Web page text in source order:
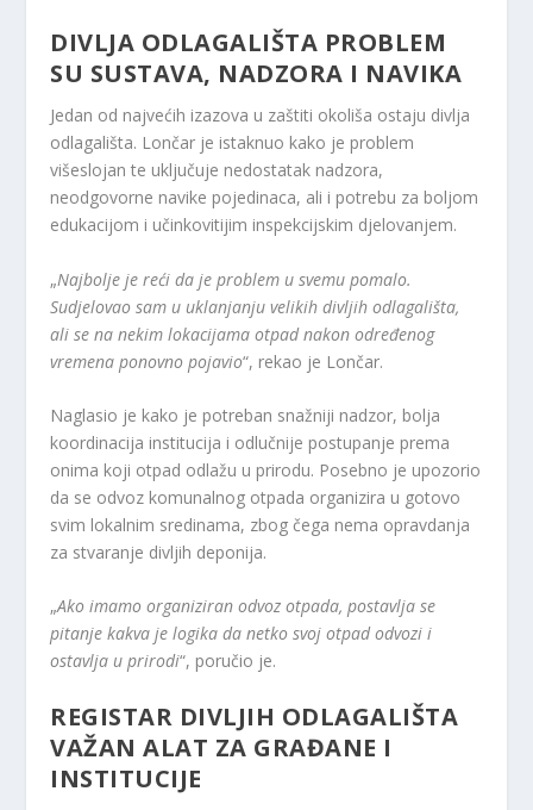
DIVLJA ODLAGALIŠTA PROBLEM
SU SUSTAVA, NADZORA I NAVIKA
Jedan od najvećih izazova u zaštiti okoliša ostaju divlja
odlagališta. Lončar je istaknuo kako je problem
višeslojan te uključuje nedostatak nadzora,
neodgovorne navike pojedinaca, ali i potrebu za boljom
edukacijom i učinkovitijim inspekcijskim djelovanjem.
„Najbolje je reći da je problem u svemu pomalo.
Sudjelovao sam u uklanjanju velikih divljih odlagališta,
ali se na nekim lokacijama otpad nakon određenog
vremena ponovno pojavio“, rekao je Lončar.
Naglasio je kako je potreban snažniji nadzor, bolja
koordinacija institucija i odlučnije postupanje prema
onima koji otpad odlažu u prirodu. Posebno je upozorio
da se odvoz komunalnog otpada organizira u gotovo
svim lokalnim sredinama, zbog čega nema opravdanja
za stvaranje divljih deponija.
„Ako imamo organiziran odvoz otpada, postavlja se
pitanje kakva je logika da netko svoj otpad odvozi i
ostavlja u prirodi“, poručio je.
REGISTAR DIVLJIH ODLAGALIŠTA
VAŽAN ALAT ZA GRAĐANE I
INSTITUCIJE